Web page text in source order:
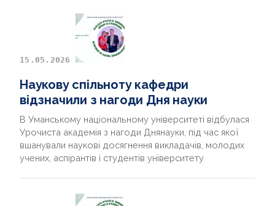
15.05.2026
Наукову спільноту кафедри
відзначили з нагоди Дня науки
В Уманському національному університеті відбулася
Урочиста академія з нагоди Днянауки, під час якої
вшанували наукові досягнення викладачів, молодих
учених, аспірантів і студентів університету